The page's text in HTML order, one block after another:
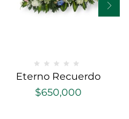
Eterno Recuerdo
$650,000